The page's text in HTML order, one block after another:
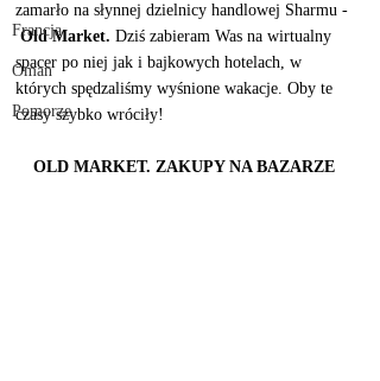
Francja
Oman
Pomorze
zamarło na słynnej dzielnicy handlowej Sharmu -
Old Market. Dziś zabieram Was na wirtualny
spacer po niej jak i bajkowych hotelach, w
których spędzaliśmy wyśnione wakacje. Oby te
czasy szybko wróciły!
OLD MARKET. ZAKUPY NA BAZARZE